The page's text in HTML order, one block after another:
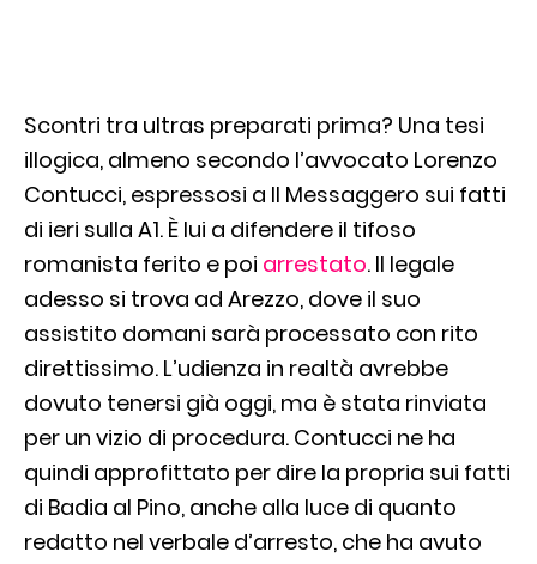
Scontri tra ultras preparati prima? Una tesi
illogica, almeno secondo l’avvocato Lorenzo
Contucci, espressosi a Il Messaggero sui fatti
di ieri sulla A1. È lui a difendere il tifoso
romanista ferito e poi arrestato. Il legale
adesso si trova ad Arezzo, dove il suo
assistito domani sarà processato con rito
direttissimo. L’udienza in realtà avrebbe
dovuto tenersi già oggi, ma è stata rinviata
per un vizio di procedura. Contucci ne ha
quindi approfittato per dire la propria sui fatti
di Badia al Pino, anche alla luce di quanto
redatto nel verbale d’arresto, che ha avuto